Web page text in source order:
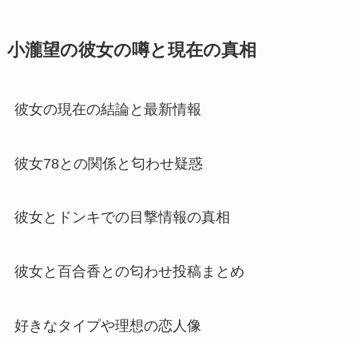
小瀧望の彼女の噂と現在の真相
彼女の現在の結論と最新情報
彼女78との関係と匂わせ疑惑
彼女とドンキでの目撃情報の真相
彼女と百合香との匂わせ投稿まとめ
好きなタイプや理想の恋人像